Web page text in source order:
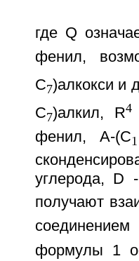
где Q
фенил,
С7)алкокси и
С7)алкил, R4
фенил, А-(С1
углерода, D
получают
формулы 1